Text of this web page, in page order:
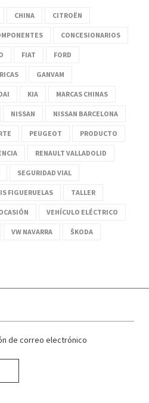
CHINA CITROËN
CONCESIONARIOS
FIAT FORD
GANVAM
KIA MARCAS CHINAS
NISSAN NISSAN BARCELONA
PEUGEOT PRODUCTO
RENAULT VALLADOLID
SEGURIDAD VIAL
FIGUERUELAS TALLER
VEHÍCULO ELÉCTRICO
VW NAVARRA ŠKODA
de correo electrónico